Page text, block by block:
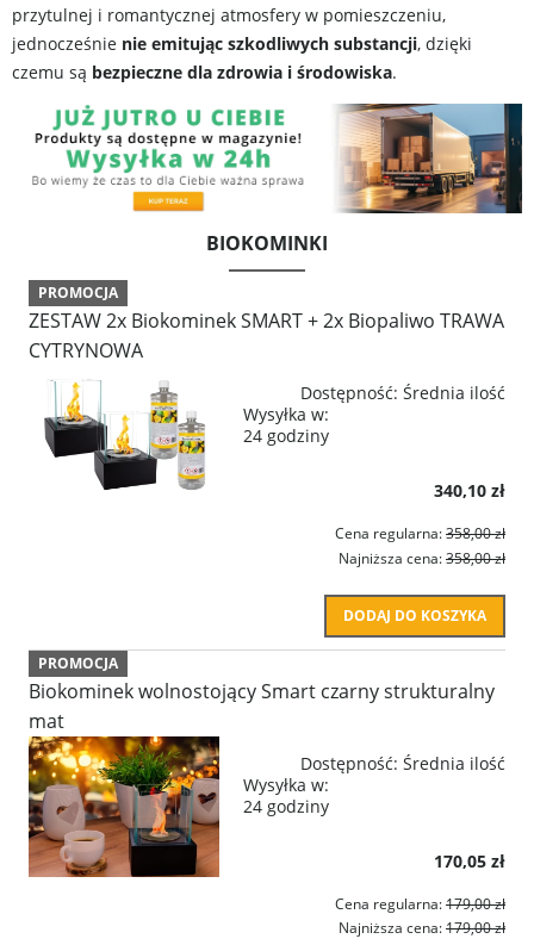
przytulnej i romantycznej atmosfery w pomieszczeniu,
jednocześnie nie emitując szkodliwych substancji, dzięki
czemu są bezpieczne dla zdrowia i środowiska.
BIOKOMINKI
ZESTAW 2x Biokominek SMART + 2x Biopaliwo TRAWA
CYTRYNOWA
Dostępność: Średnia ilość
Wysyłka w:
24 godziny
340,10 zł
Cena regularna:358,00 zł
Najniższa cena:358,00 zł
DODAJ DO KOSZYKA
PROMOCJA
Biokominek wolnostojący Smart czarny strukturalny
mat
Dostępność: Średnia ilość
Wysyłka w:
24 godziny
170,05 zł
Cena regularna:179,00 zł
Najniższa cena:179,00 zł
PROMOCJA